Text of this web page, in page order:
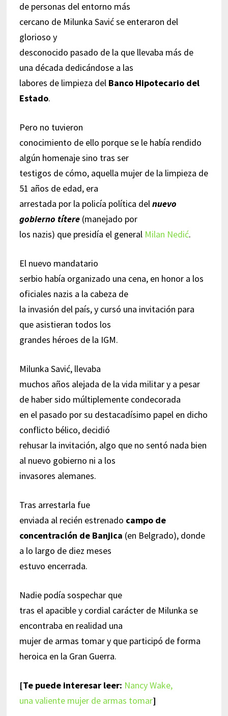
de personas del entorno más
cercano de Milunka Savić se enteraron del
glorioso y
desconocido pasado de la que llevaba más de
una década dedicándose a las
labores de limpieza del Banco Hipotecario del
Estado.
Pero no tuvieron
conocimiento de ello porque se le había rendido
algún homenaje sino tras ser
testigos de cómo, aquella mujer de la limpieza de
51 años de edad, era
arrestada por la policía política delnuevo
gobierno títere(manejado por
los nazis) que presidía el general Milan Nedić.
El nuevo mandatario
serbio había organizado una cena, en honor a los
oficiales nazis a la cabeza de
la invasión del país, y cursó una invitación para
que asistieran todos los
grandes héroes de la IGM.
Milunka Savić, llevaba
muchos años alejada de la vida militar y a pesar
de haber sido múltiplemente condecorada
en el pasado por su destacadísimo papel en dicho
conflicto bélico, decidió
rehusar la invitación, algo que no sentó nada bien
al nuevo gobierno ni a los
invasores alemanes.
Tras arrestarla fue
enviada al recién estrenado campo de
concentración de Banjica (en Belgrado), donde
a lo largo de diez meses
estuvo encerrada.
Nadie podía sospechar que
tras el apacible y cordial carácter de Milunka se
encontraba en realidad una
mujer de armas tomar y que participó de forma
heroica en la Gran Guerra.
[Te puede interesar leer: Nancy Wake,
una valiente mujer de armas tomar]